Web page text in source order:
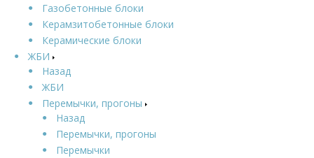
Газобетонные блоки
Керамзитобетонные блоки
Керамические блоки
ЖБИ
Назад
ЖБИ
Перемычки, прогоны
Назад
Перемычки, прогоны
Перемычки